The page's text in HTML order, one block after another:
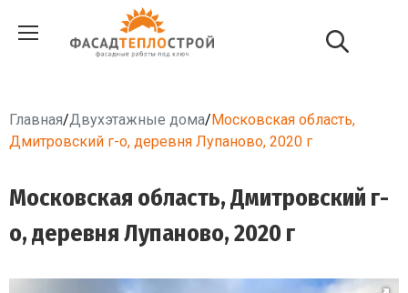
Главная/Двухэтажные дома/Московская область,
Дмитровский г-о, деревня Лупаново, 2020 г
Московская область, Дмитровский г-
о, деревня Лупаново, 2020 г